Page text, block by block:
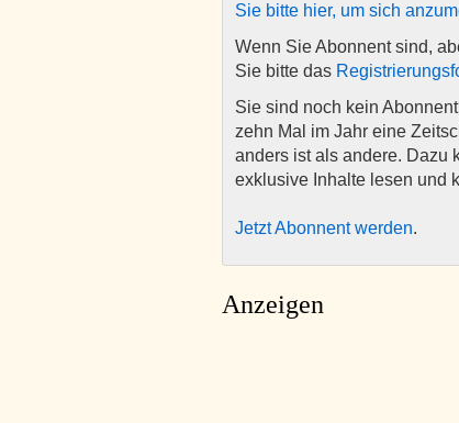
Sie bitte hier, um sich
Wenn Sie Abonnent sind,
Sie bitte das
Sie sind noch kein
zehn Mal im Jahr eine
anders ist als andere. Dazu
exklusive Inhalte lesen und
Jetzt Abonnent werden.
Anzeigen